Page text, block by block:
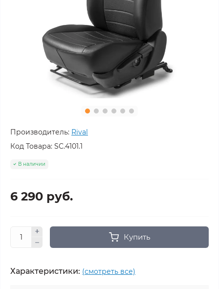
Производитель: Rival
Код Товара: SC.4101.1
В наличии
6 290 руб.
Купить
Характеристики: (смотреть все)